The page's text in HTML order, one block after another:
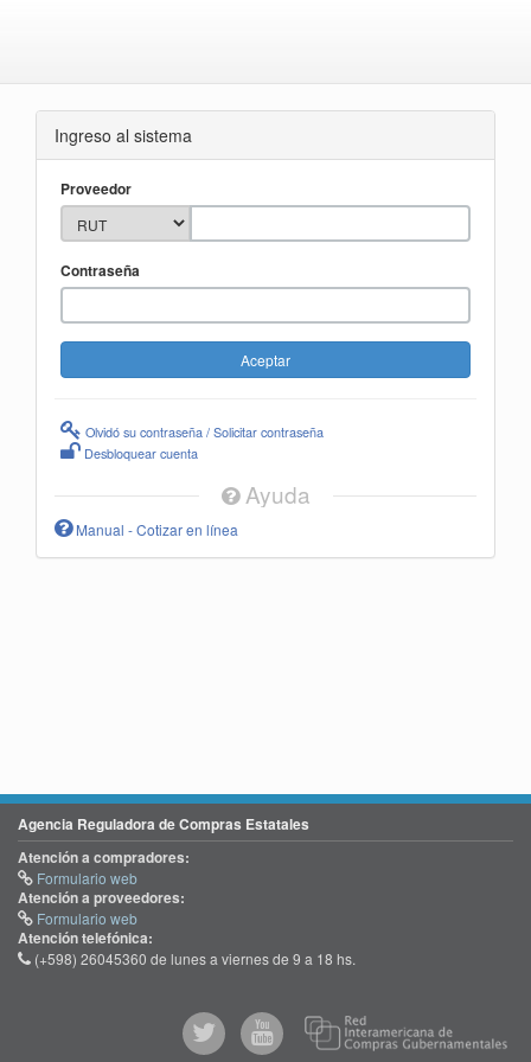
Ingreso al sistema
Proveedor
Contraseña
Olvidó su contraseña / Solicitar contraseña
Desbloquear cuenta
Ayuda
Manual - Cotizar en línea
Agencia Reguladora de Compras Estatales
Atención a compradores:
Formulario web
Atención a proveedores:
Formulario web
Atención telefónica:
(+598) 26045360 de lunes a viernes de 9 a 18 hs.
@comprasgubuy
ACCE